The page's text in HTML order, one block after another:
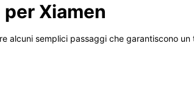
Xiamen
alcuni semplici passaggi che garantiscono